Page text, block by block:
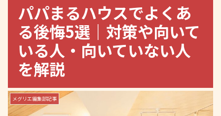
パパまるハウスでよくあ
る後悔5選｜対策や向いて
いる人・向いていない人
を解説
メグリエ編集部記事